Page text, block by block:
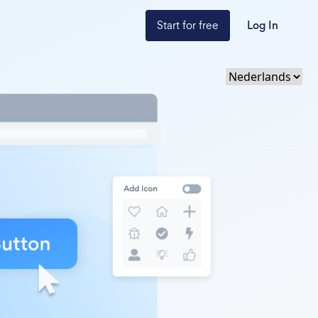
Start for free Log In